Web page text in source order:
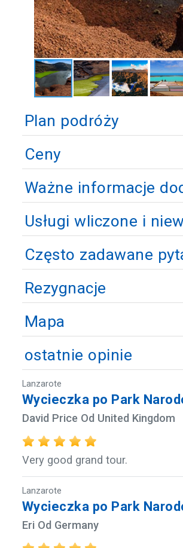
Plan podróży
Ceny
Ważne informacje
Usługi wliczone i
Często zadawane
Rezygnacje
Mapa
ostatnie opinie
Lanzarote
Wycieczka po Park
David Price Od United Kingdom
Very good grand tour.
Lanzarote
Wycieczka po Park
Eri Od Germany